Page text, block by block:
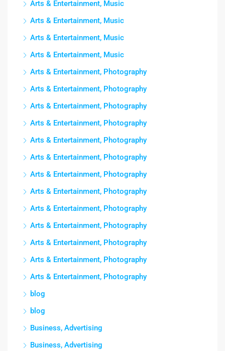
Arts & Entertainment, Music
Arts & Entertainment, Music
Arts & Entertainment, Music
Arts & Entertainment, Music
Arts & Entertainment, Photography
Arts & Entertainment, Photography
Arts & Entertainment, Photography
Arts & Entertainment, Photography
Arts & Entertainment, Photography
Arts & Entertainment, Photography
Arts & Entertainment, Photography
Arts & Entertainment, Photography
Arts & Entertainment, Photography
Arts & Entertainment, Photography
Arts & Entertainment, Photography
Arts & Entertainment, Photography
Arts & Entertainment, Photography
blog
blog
Business, Advertising
Business, Advertising